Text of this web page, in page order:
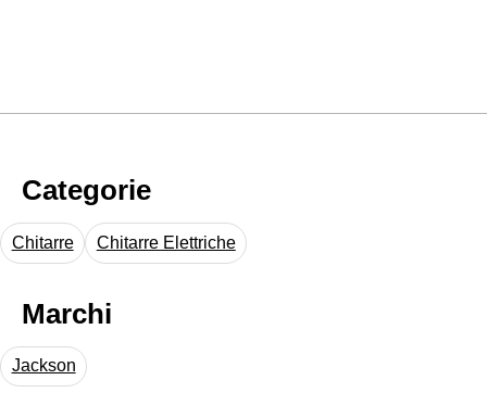
Categorie
Chitarre Chitarre Elettriche
Marchi
Jackson